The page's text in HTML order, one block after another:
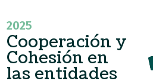
2025
Cooperación y
Cohesión en
las entidades